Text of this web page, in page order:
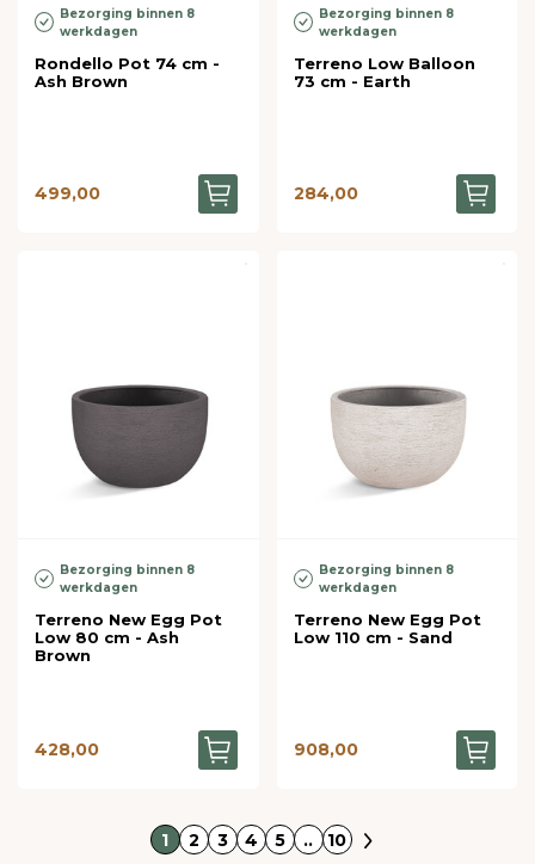
Bezorging binnen 8
werkdagen
Rondello Pot 74 cm -
Ash Brown
499,00
Bezorging binnen 8
werkdagen
Terreno Low Balloon
73 cm - Earth
284,00
Bezorging binnen 8
werkdagen
Terreno New Egg Pot
Low 80 cm - Ash
Brown
428,00
Bezorging binnen 8
werkdagen
Terreno New Egg Pot
Low 110 cm - Sand
908,00
1 2 3 4 5 .. 10